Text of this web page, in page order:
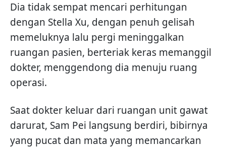
Dia tidak sempat mencari perhitungan
dengan Stella Xu, dengan penuh gelisah
memeluknya lalu pergi meninggalkan
ruangan pasien, berteriak keras memanggil
dokter, menggendong dia menuju ruang
operasi.
Saat dokter keluar dari ruangan unit gawat
darurat, Sam Pei langsung berdiri, bibirnya
yang pucat dan mata yang memancarkan